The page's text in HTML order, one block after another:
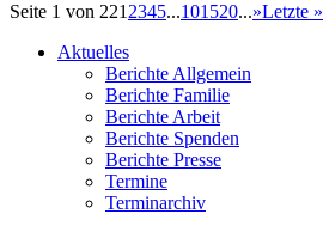
Seite 1 von 221 2345...101520...»Letzte »
Aktuelles
Berichte Allgemein
Berichte Familie
Berichte Arbeit
Berichte Spenden
Berichte Presse
Termine
Terminarchiv